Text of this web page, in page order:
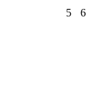
5 6